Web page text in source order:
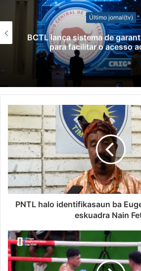
Último jornal(tv)
BCTL lança sistema de
para facilitar o acesso
PNTL halo identifikasaun ba
eskuadra Nain